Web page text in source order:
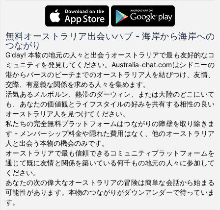
無料オーストラリア出会いハブ - 海岸から海岸への
つながり
G'day! 本物の地元の人々と出会うオーストラリアで最も友好的なコ
ミュニティを発見してください。Australia-chat.comはシドニーの
港からパースのビーチまでのオーストラリア人を結びつけ、友情、
交際、有意義な関係を求める人々を集めます。
活気あるメルボルン、熱帯のダーウィン、または大陸のどこにいて
も、あなたの価値観とライフスタイルの好みを共有する相性の良い
オーストラリア人を見つけてください。
私たちの完全無料プラットフォームはつながりの障壁を取り除きま
す - メンバーシップ料金や隠れた費用はなく、他のオーストラリア
人と出会う本物の機会のみです。
オーストラリアで最も信頼できるコミュニティプラットフォームを
通じて既に友情と関係を築いている何千もの地元の人々に参加して
ください。
あなたの次の偉大なオーストラリアの冒険は簡単な会話から始まる
可能性があります。本物のつながりがダウンアンダーで待っていま
す。